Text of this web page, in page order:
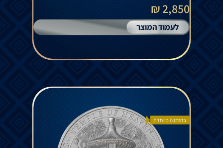
2,850 ₪
לעמוד המוצר
בהזמנה מיוחדת